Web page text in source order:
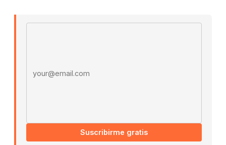
Es La Hora de Aprender ↗
Políticas De Privacidad · Términos De Uso
Suscribirme gratis